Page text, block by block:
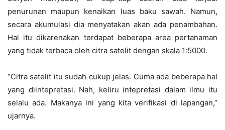
penurunan maupun kenaikan luas baku sawah. Namun,
secara akumulasi dia menyatakan akan ada penambahan.
Hal itu dikarenakan terdapat beberapa area pertanaman
yang tidak terbaca oleh citra satelit dengan skala 1:5000.
“Citra satelit itu sudah cukup jelas. Cuma ada beberapa hal
yang diintepretasi. Nah, keliru intepretasi dalam ilmu itu
selalu ada. Makanya ini yang kita verifikasi di lapangan,”
ujarnya.